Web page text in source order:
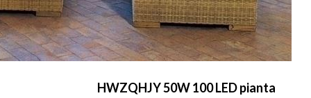
HWZQHJY 50W 100 LED pianta